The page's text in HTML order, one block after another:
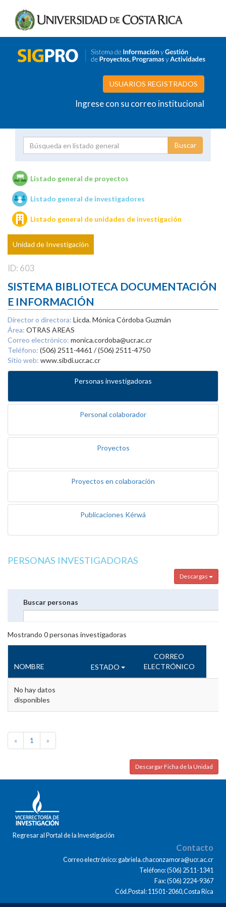
USUARIOS REGISTRADOS
Ingrese con su correo institucional
Unidades de investigación
Listado general de proyectos
Listado general de investigadores
Listado general de unidades de investigación
Unidad de Investigación
ID: 603
SISTEMA BIBLIOTECA DOCUMENTACIÓN
E INFORMACIÓN
Director o directora: Licda. Mónica Córdoba Guzmán
Área: OTRAS AREAS
Correo electrónico: monica.cordoba@ucr.ac.cr
Teléfono: (506) 2511-4461 / (506) 2511-4750
Sitio web: www.sibdi.ucr.ac.cr
Personas investigadoras
Personal colaborador
Proyectos
Proyectos en colaboración
Publicaciones Kérwá
PERSONAS INVESTIGADORAS
Descargas
Buscar personas
Mostrando 0personas investigadoras
NOMBRE ESTADO
CORREO
ELECTRÓNICO
No hay datos
disponibles
« 1 »
Descargar Ficha de la Unidad
Regresar al Portal de la Investigación
Contacto
Correo electrónico: gabriela.chaconzamora@ucr.ac.cr
Teléfono: (506) 2511-1341
Fax: (506) 2224-9367
Cód.Postal: 11501-2060,Costa Rica